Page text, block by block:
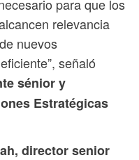
para que los
relevancia
nuevos
señaló
sénior y
Estratégicas
director senior